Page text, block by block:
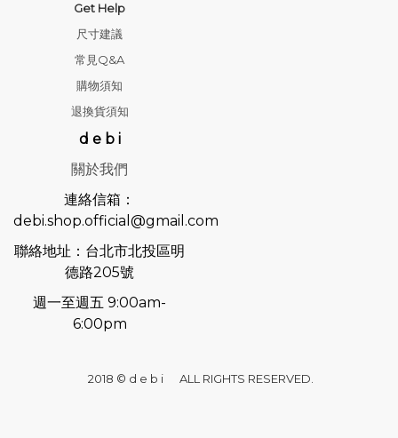
Get Help
尺寸建議
常見Q&A
購物須知
退換貨須知
d e b i
關於我們
連絡信箱：
debi.shop.official@gmail.com
聯絡地址：台北市北投區明
德路205號
週一至週五 9:00am-
6:00pm
2018 © d e b i ALL RIGHTS RESERVED.